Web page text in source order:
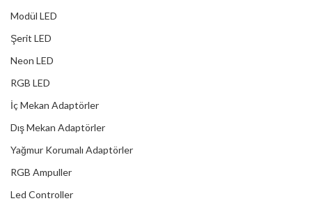
Modül LED
Şerit LED
Neon LED
RGB LED
İç Mekan Adaptörler
Dış Mekan Adaptörler
Yağmur Korumalı Adaptörler
RGB Ampuller
Led Controller